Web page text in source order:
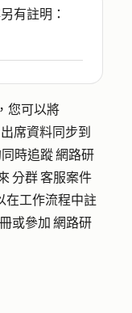
有註明：
您可以將
席資料同步到
時追蹤 網路研
分群 客服案件
在工作流程中註
或參加 網路研